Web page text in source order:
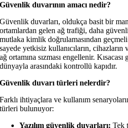
Güvenlik duvarının amacı nedir?
Güvenlik duvarları, oldukça basit bir
ortamlardan gelen ağ trafiği, daha
mutlaka kimlik doğrulamasından
sayede yetkisiz kullanıcıların,
ağ ortamına sızması engellenir. Kısacası
dünyayla arasındaki kontrollü kapıdır.
Güvenlik duvarı türleri nelerdir?
Farklı ihtiyaçlara ve kullanım
türleri bulunuyor:
Yazılım güvenlik duvarları: Tek